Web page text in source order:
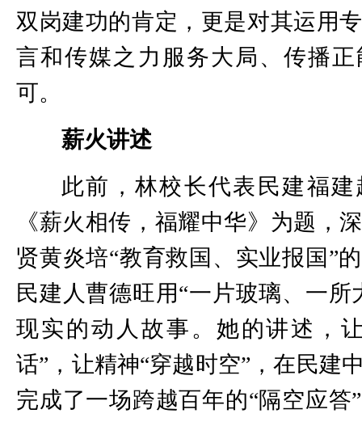
双岗建功的肯定，更是对其运用
言和传媒之力服务大局、传播
可。
薪火讲述
此前，林校长代表民建福
《薪火相传，福耀中华》为题，
贤黄炎培“教育救国、实业报国”
民建人曹德旺用“一片玻璃、一所
现实的动人故事。她的讲述，
话”，让精神“穿越时空”，在民建
完成了一场跨越百年的“隔空应答